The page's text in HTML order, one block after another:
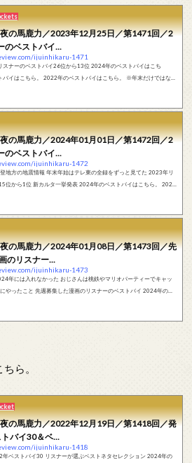
の馬鹿力／2023年12月25日／第1471回／2
のベストバイ...
ijuinhikaru-1471
バイはこちら。 2022年のベストバイはこちら。 ※年末だけではな
ダ疲れで家帰ってきて。そうだつって。これから発表するベストバ
イの飯炊いて。そのまま寝ちゃって。 土曜日の朝が速い新幹線で大阪行って。大...
の馬鹿力／2024年01月01日／第1472回／2
のベストバイ...
ijuinhikaru-1472
年のベストバイはこちら。 2023
フリートーク アナウンサー：（石川県能登地方の地
かのこんな感じのスタートになってしまって。新春もお...
の馬鹿力／2024年01月08日／第1473回／先
のリスナー...
ijuinhikaru-1473
ら。
の馬鹿力／2022年12月19日／第1418回／発
バイ30＆ベ...
ijuinhikaru-1418